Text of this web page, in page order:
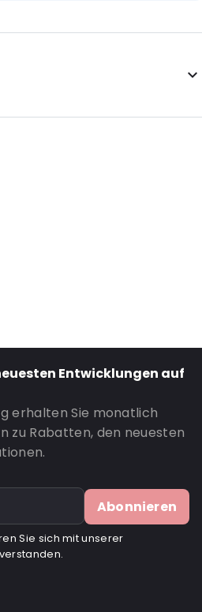
beachten Sie: Die Preise gelten
Entwicklungen auf
erhalten Sie monatlich
zu Rabatten, den neuesten
Abonnieren
Sie sich mit unserer